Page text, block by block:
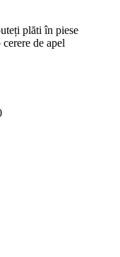
plăti în piese
de apel